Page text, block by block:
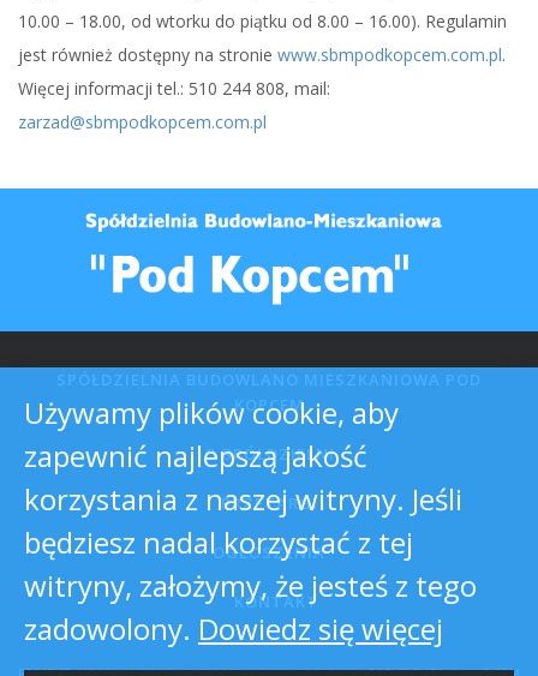
10.00 – 18.00, od wtorku do piątku od 8.00 – 16.00). Regulamin
jest również dostępny na stronie www.sbmpodkopcem.com.pl.
Więcej informacji tel.: 510 244 808, mail:
zarzad@sbmpodkopcem.com.pl
KOPCEM
O SPÓŁDZIELNI
PRZETARGI
OGŁOSZENIA
KONTAKT
PROJEKT:HTTP://MIZZO.PL-STRONY WWW WARSZAWACOPYRIGHTS © 2026 SBM
Używamy plików cookie, aby
zapewnić najlepszą jakość
korzystania z naszej witryny. Jeśli
będziesz nadal korzystać z tej
witryny, założymy, że jesteś z tego
zadowolony. Dowiedz się więcej